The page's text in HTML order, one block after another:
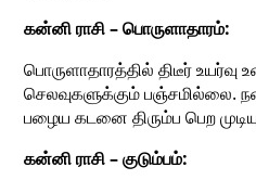
கன்னி ராசி – பொருளாதாரம்:
பொருளாதாரத்தில் திடீர்
செலவுகளுக்கும் பஞ்சமில்லை.
பழைய கடனை திரும்ப பெற
கன்னி ராசி – குடும்பம்: